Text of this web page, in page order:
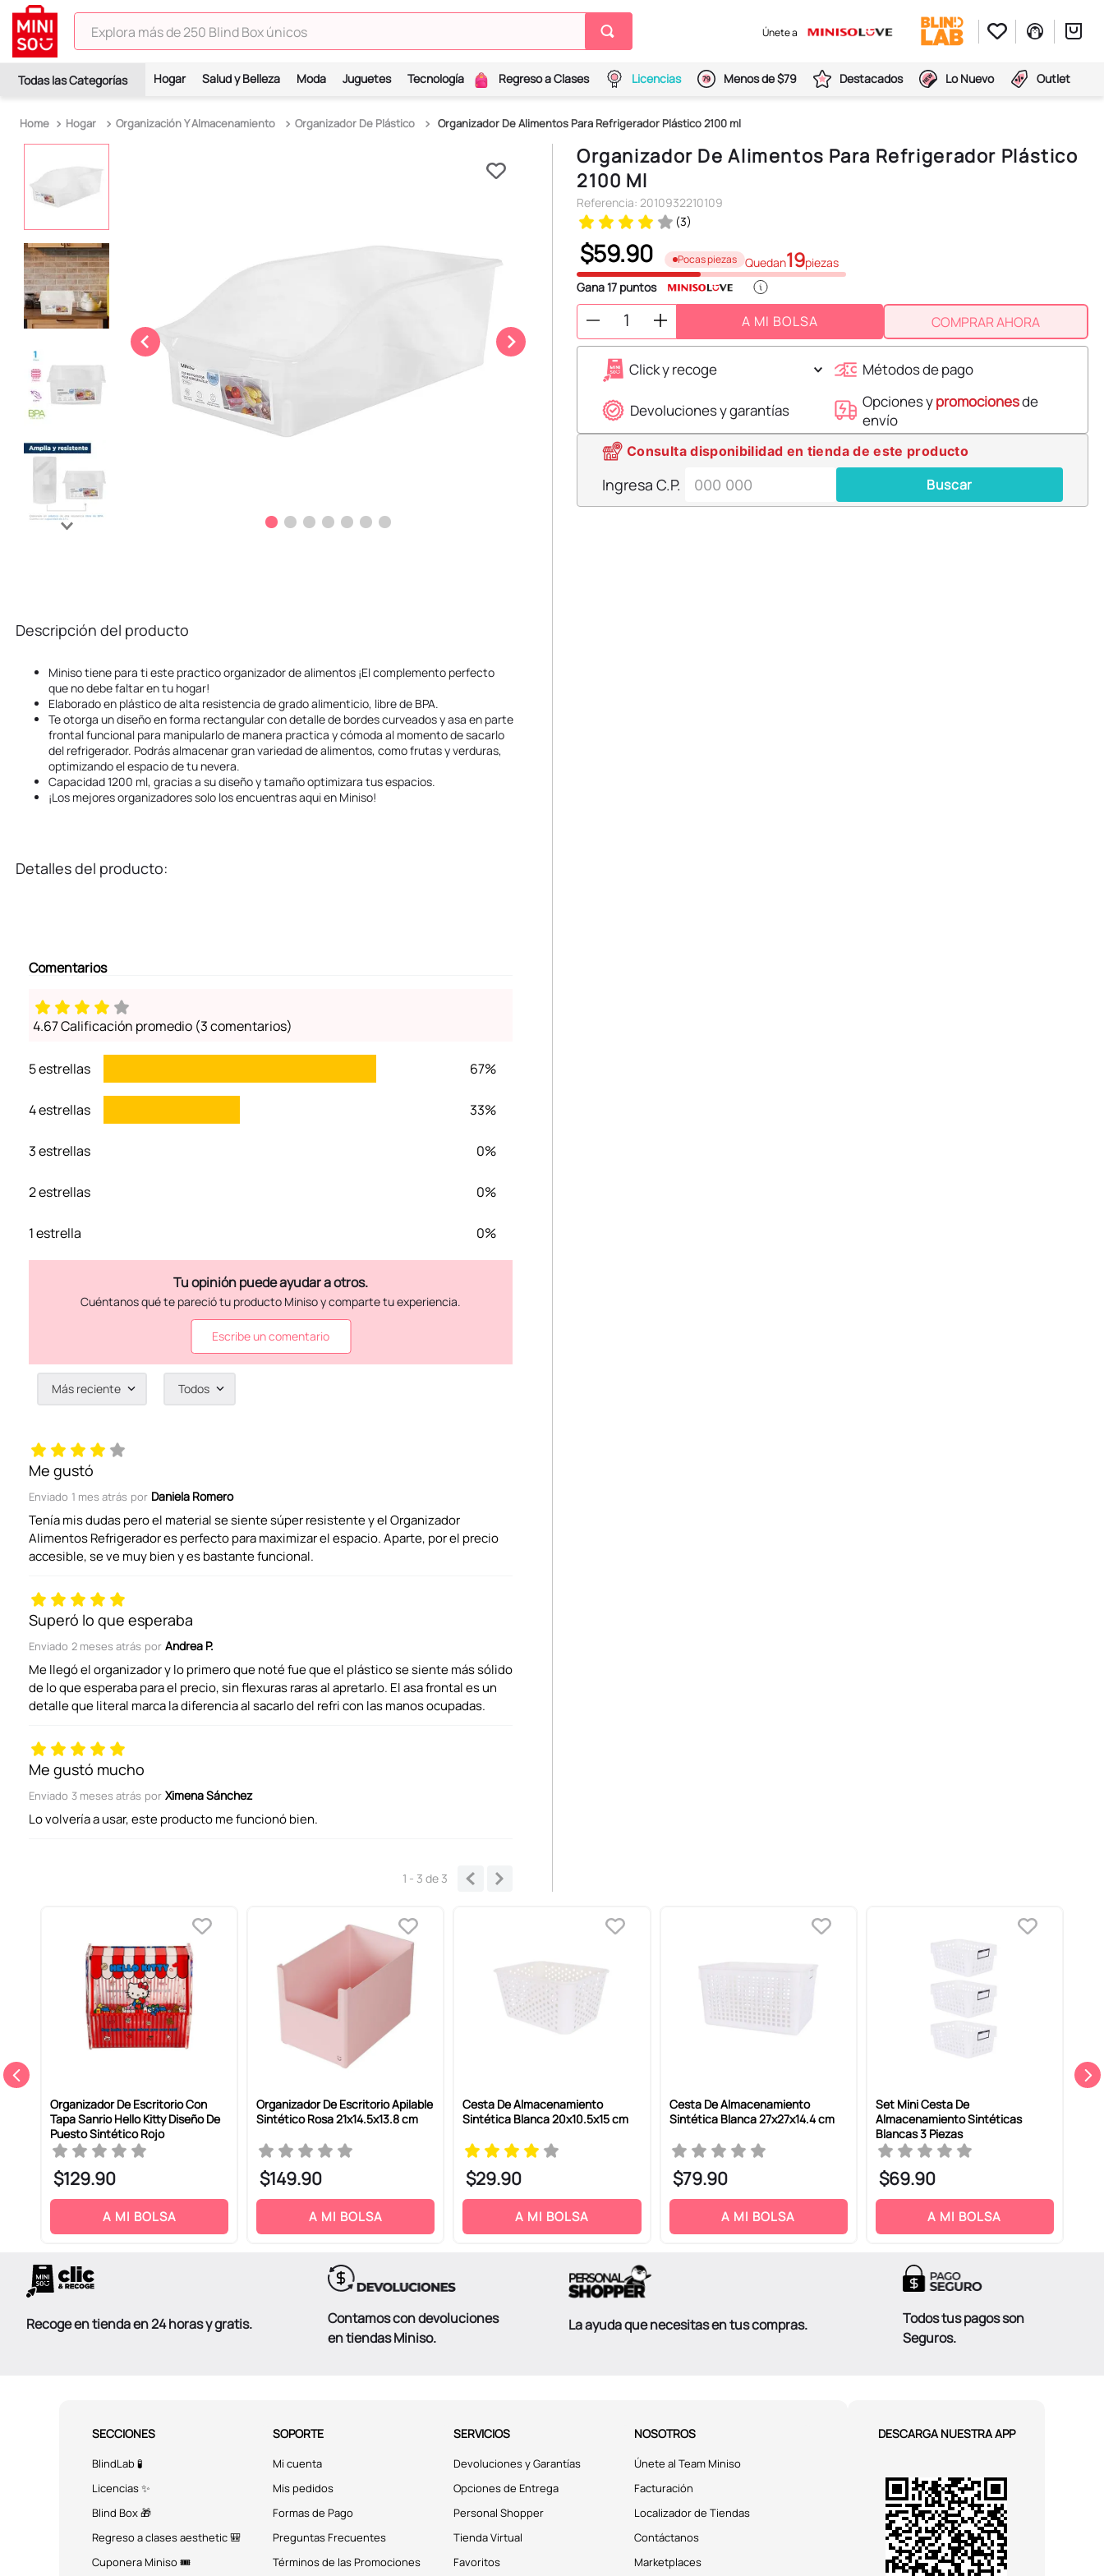
Explora más de 250 Blind Box únicos
Únete a
Hogar Salud y Belleza Moda Juguetes Tecnología Regreso a Clases Licencias Menos de $79 Destacados Lo Nuevo Outlet
Hogar Organización Y Almacenamiento Organizador De Plástico Organizador De Alimentos Para Refrigerador Plástico 2100 ml
Descripción del producto
Miniso tiene para ti este practico organizador de alimentos ¡El complemento perfecto
que no debe faltar en tu hogar!
Elaborado en plástico de alta resistencia de grado alimenticio, libre de BPA.
Te otorga un diseño en forma rectangular con detalle de bordes curveados y asa en parte
frontal funcional para manipularlo de manera practica y cómoda al momento de sacarlo
del refrigerador. Podrás almacenar gran variedad de alimentos, como frutas y verduras,
optimizando el espacio de tu nevera.
Capacidad 1200 ml, gracias a su diseño y tamaño optimizara tus espacios.
¡Los mejores organizadores solo los encuentras aqui en Miniso!
Detalles del producto:
Comentarios
4.67 Calificación promedio (3 comentarios)
5 estrellas 67%
4 estrellas 33%
3 estrellas 0%
2 estrellas 0%
1 estrella 0%
Escribe un comentario
Agregar comentario
Califica el producto de 1 a 5 estrellas
Dirección de email
Escribe un comentario
ENVIAR COMENTARIO
Más reciente Todos
Me gustó
Enviado 1 mes atrás por Daniela Romero
Tenía mis dudas pero el material se siente súper resistente y el Organizador
Alimentos Refrigerador es perfecto para maximizar el espacio. Aparte, por el precio
accesible, se ve muy bien y es bastante funcional.
Superó lo que esperaba
Enviado 2 meses atrás por Andrea P.
Me llegó el organizador y lo primero que noté fue que el plástico se siente más sólido
de lo que esperaba para el precio, sin flexuras raras al apretarlo. El asa frontal es un
detalle que literal marca la diferencia al sacarlo del refri con las manos ocupadas.
Me gustó mucho
Enviado 3 meses atrás por Ximena Sánchez
Lo volvería a usar, este producto me funcionó bien.
1 - 3de 3
Organizador De Alimentos Para Refrigerador Plástico
2100 Ml
Referencia: 2010932210109
(3)
$59.90 Pocas piezas Quedan19piezas
Gana17 puntos
A MI BOLSA COMPRAR AHORA
Click y recoge Métodos de pago
Devoluciones y garantías Opciones ypromocionesde
envío
Consulta disponibilidad en tienda de este producto
Ingresa C.P. Buscar
Organizador De Escritorio Con
Tapa Sanrio Hello Kitty Diseño De
Puesto Sintético Rojo
$129.90
A MI BOLSA
Organizador De Escritorio Apilable
Sintético Rosa 21x14.5x13.8 cm
$149.90
A MI BOLSA
Cesta De Almacenamiento
Sintética Blanca 20x10.5x15 cm
$29.90
A MI BOLSA
Cesta De Almacenamiento
Sintética Blanca 27x27x14.4 cm
$79.90
A MI BOLSA
Set Mini Cesta De
Almacenamiento Sintéticas
Blancas 3 Piezas
$69.90
A MI BOLSA
Recoge en tienda en 24 horas y gratis.
Contamos con devoluciones
en tiendas Miniso.
La ayuda que necesitas en tus compras.
Todos tus pagos son
Seguros.
SECCIONES
BlindLab 🧪
Licencias ✨
Blind Box 🎁
Regreso a clases aesthetic 🎒
Cuponera Miniso 🎟️
SOPORTE
Mi cuenta
Mis pedidos
Formas de Pago
Preguntas Frecuentes
Términos de las Promociones
SERVICIOS
Devoluciones y Garantías
Opciones de Entrega
Personal Shopper
Tienda Virtual
Favoritos
NOSOTROS
Únete al Team Miniso
Facturación
Localizador de Tiendas
Contáctanos
Marketplaces
DESCARGA NUESTRA APP
TÉRMINOS MÁS BUSCADOS
2.
spiderman
toy story
10. chiikawas